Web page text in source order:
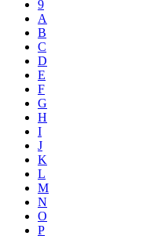
9
A
B
C
D
E
F
G
H
I
J
K
L
M
N
O
P